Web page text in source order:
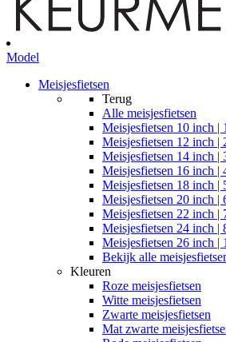
Model
Meisjesfietsen
Terug
Alle meisjesfietsen
Meisjesfietsen 10 inch |
Meisjesfietsen 12 inch |
Meisjesfietsen 14 inch |
Meisjesfietsen 16 inch |
Meisjesfietsen 18 inch |
Meisjesfietsen 20 inch |
Meisjesfietsen 22 inch |
Meisjesfietsen 24 inch |
Meisjesfietsen 26 inch |
Bekijk alle
Kleuren
Roze meisjesfietsen
Witte meisjesfietsen
Zwarte meisjesfietsen
Mat zwarte